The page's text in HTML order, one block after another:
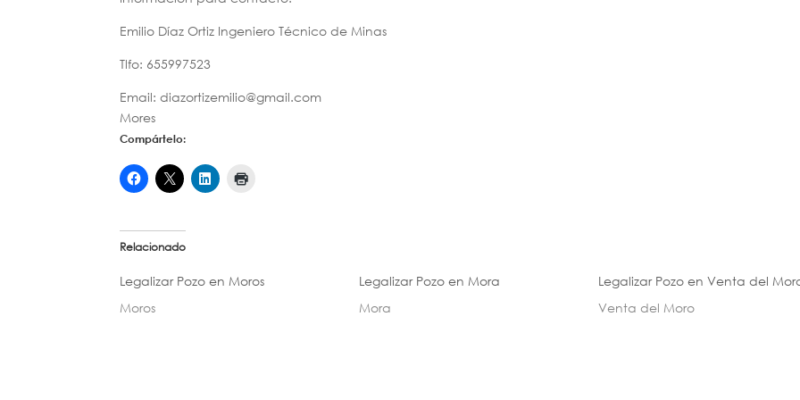
Emilio Díaz Ortiz Ingeniero Técnico de Minas
Tlfo: 655997523
Email: diazortizemilio@gmail.com
Mores
Compártelo:
Relacionado
Legalizar Pozo en Moros
Moros
Legalizar Pozo en Mora
Mora
Legalizar Pozo en Venta del
Venta del Moro